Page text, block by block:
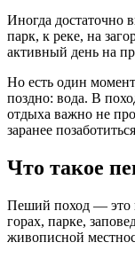
Иногда достаточно
парк, к реке, на
активный день на
Но есть один
поздно: вода. В
отдыха важно не
заранее
Что такое
Пеший поход — это
горах, парке,
живописной